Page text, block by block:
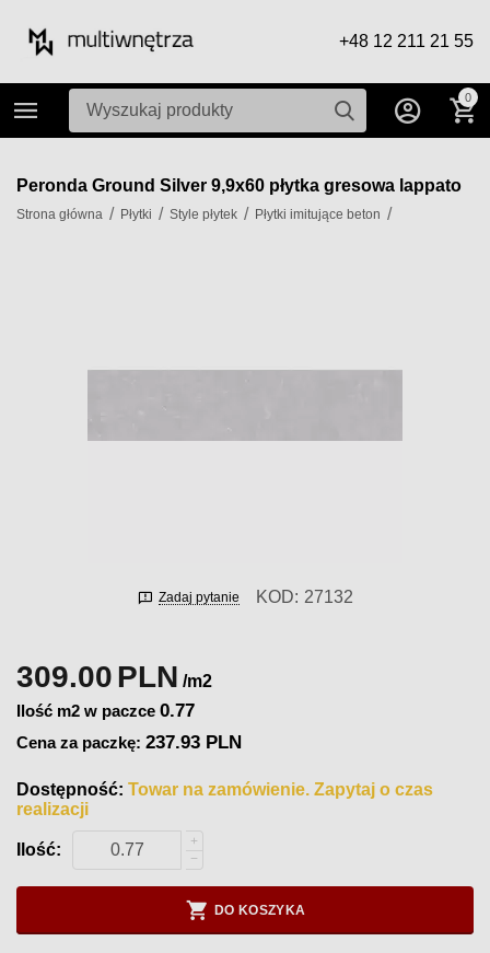
+48 12 211 21 55
0
Peronda Ground Silver 9,9x60 płytka gresowa lappato
Strona główna / Płytki / Style płytek / Płytki imitujące beton /
Zadaj pytanie KOD: 27132
309.00PLN /m2
Ilość m2 w paczce 0.77
Cena za paczkę:237.93 PLN
Dostępność: Towar na zamówienie. Zapytaj o czas
realizacji
Ilość:
+
−
DO KOSZYKA